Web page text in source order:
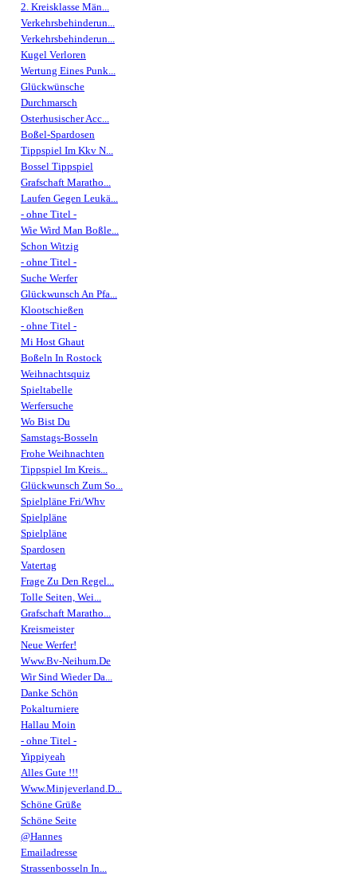
2. Kreisklasse Män...
Verkehrsbehinderun...
Verkehrsbehinderun...
Kugel Verloren
Wertung Eines Punk...
Glückwünsche
Durchmarsch
Osterhusischer Acc...
Boßel-Spardosen
Tippspiel Im Kkv N...
Bossel Tippspiel
Grafschaft Maratho...
Laufen Gegen Leukä...
- ohne Titel -
Wie Wird Man Boßle...
Schon Witzig
- ohne Titel -
Suche Werfer
Glückwunsch An Pfa...
Klootschießen
- ohne Titel -
Mi Host Ghaut
Boßeln In Rostock
Weihnachtsquiz
Spieltabelle
Werfersuche
Wo Bist Du
Samstags-Bosseln
Frohe Weihnachten
Tippspiel Im Kreis...
Glückwunsch Zum So...
Spielpläne Fri/Whv
Spielpläne
Spielpläne
Spardosen
Vatertag
Frage Zu Den Regel...
Tolle Seiten, Wei...
Grafschaft Maratho...
Kreismeister
Neue Werfer!
Www.Bv-Neihum.De
Wir Sind Wieder Da...
Danke Schön
Pokalturniere
Hallau Moin
- ohne Titel -
Yippiyeah
Alles Gute !!!
Www.Minjeverland.D...
Schöne Grüße
Schöne Seite
@Hannes
Emailadresse
Strassenbosseln In...